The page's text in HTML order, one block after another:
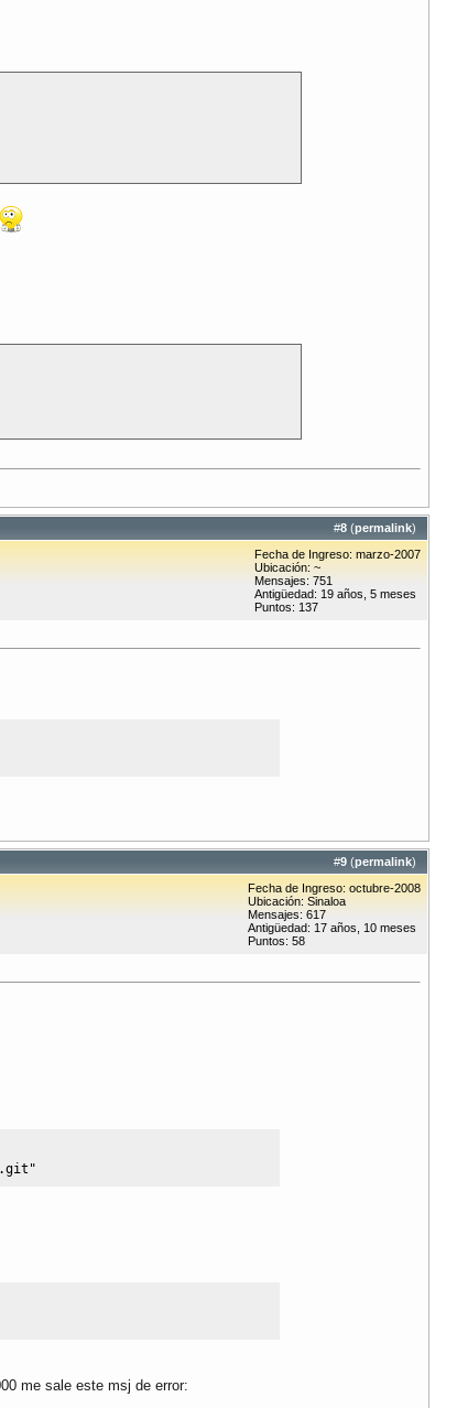
#8 (permalink)
Fecha de Ingreso: marzo-2007
Ubicación: ~
Mensajes: 751
Antigüedad: 19 años, 5 meses
Puntos: 137
#9 (permalink)
Fecha de Ingreso: octubre-2008
Ubicación: Sinaloa
Mensajes: 617
Antigüedad: 17 años, 10 meses
Puntos: 58
me sale este msj de error: